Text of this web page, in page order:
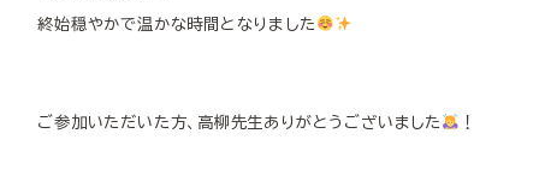
終始穏やかで温かな時間となりました
ご参加いただいた方、高柳先生ありがとうございました ！